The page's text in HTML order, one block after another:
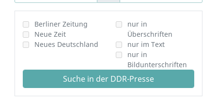
Berliner Zeitung
Neue Zeit
Neues Deutschland
nur in
Überschriften
nur im Text
nur in
Bildunterschriften
Suche in der DDR-Presse